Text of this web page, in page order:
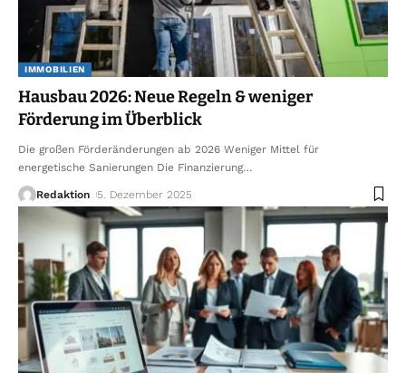
IMMOBILIEN
Hausbau 2026: Neue Regeln & weniger
Förderung im Überblick
Die großen Förderänderungen ab 2026 Weniger Mittel für
energetische Sanierungen Die Finanzierung…
Redaktion 5. Dezember 2025